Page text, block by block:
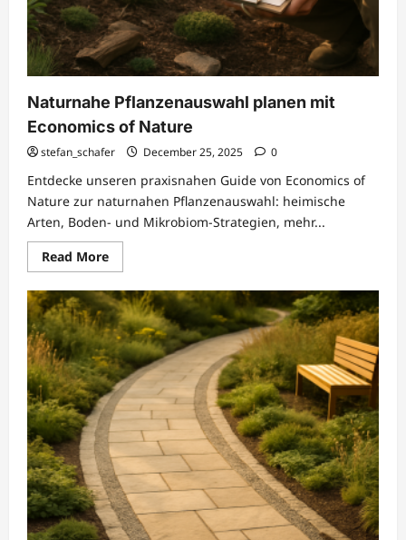
Naturnahe Pflanzenauswahl planen mit
Economics of Nature
stefan_schafer December 25, 2025 0
Entdecke unseren praxisnahen Guide von Economics of
Nature zur naturnahen Pflanzenauswahl: heimische
Arten, Boden- und Mikrobiom-Strategien, mehr...
Read MoreRead
more
Naturnahe
Pflanzenauswahl
planen
mit
Economics
of
Nature